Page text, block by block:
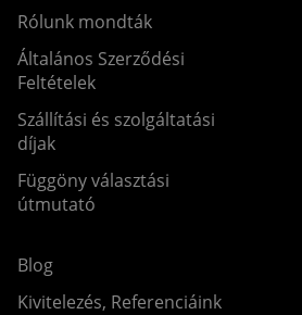
Rólunk mondták
Általános Szerződési
Feltételek
Szállítási és szolgáltatási
díjak
Függöny választási
útmutató
Blog
Kivitelezés, Referenciáink